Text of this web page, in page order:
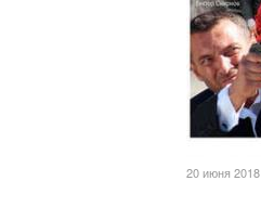
20 июня 2018